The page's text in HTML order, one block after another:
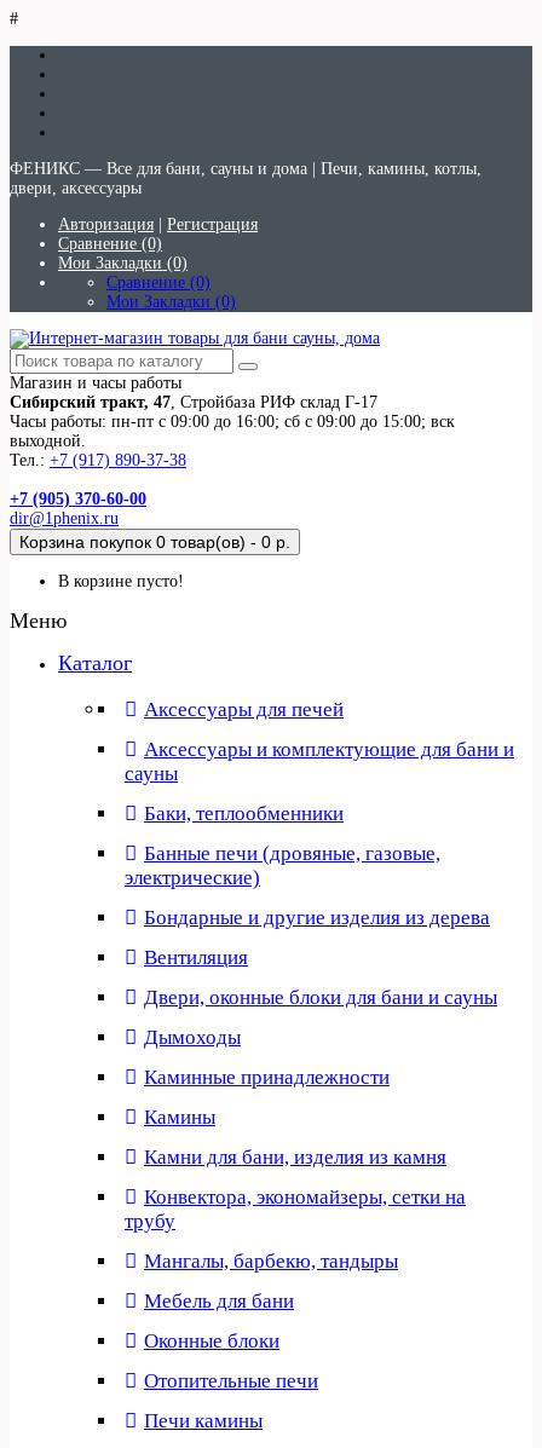
#
ФЕНИКС — Все для бани, сауны и дома | Печи, камины, котлы,
двери, аксессуары
Авторизация
Регистрация
Сравнение (0)
Мои Закладки (0)
Сравнение (0)
Мои Закладки (0)
Магазин и часы работы
Сибирский тракт, 47, Стройбаза РИФ склад Г-17
Часы работы: пн-пт с 09:00 до 16:00; сб с 09:00 до 15:00; вск
выходной.
Тел.: +7 (917) 890-37-38
+7 (905) 370-60-00
dir@1phenix.ru
Корзина покупок 0 товар(ов) - 0 р.
В корзине пусто!
Меню
Каталог
Аксессуары для печей
Аксессуары и комплектующие для бани и
сауны
Баки, теплообменники
Банные печи (дровяные, газовые,
электрические)
Бондарные и другие изделия из дерева
Вентиляция
Двери, оконные блоки для бани и сауны
Дымоходы
Каминные принадлежности
Камины
Камни для бани, изделия из камня
Конвектора, экономайзеры, сетки на
трубу
Мангалы, барбекю, тандыры
Мебель для бани
Оконные блоки
Отопительные печи
Печи камины